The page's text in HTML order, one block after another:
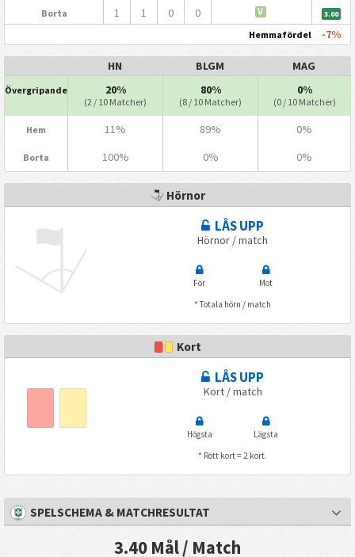
Borta 1 1 0 0 V 3.00
Hemmafördel -7%
HN BLGM MAG
Övergripande 20%
(2 / 10 Matcher)
80%
(8 / 10 Matcher)
0%
(0 / 10 Matcher)
Hem 11% 89% 0%
Borta 100% 0% 0%
Hörnor
LÅS UPP
Hörnor / match
För
Mot
* Totala hörn / match
Kort
LÅS UPP
Kort / match
Högsta
Lägsta
* Rött kort = 2 kort.
SPELSCHEMA & MATCHRESULTAT
3.40 Mål / Match